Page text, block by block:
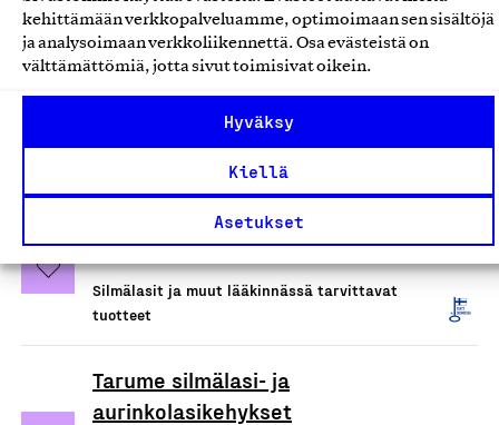
kehittämään verkkopalveluamme, optimoimaan sen sisältöjä
ja analysoimaan verkkoliikennettä. Osa evästeistä on
välttämättömiä, jotta sivut toimisivat oikein.
Hyväksy
Kiellä
Asetukset
Korvakappale
Kuuloxi Oy, Tuote
Silmälasit ja muut lääkinnässä tarvittavat
Olo -silmälasilinssit
IXI Optics Oy, Tuote
Silmälasit ja muut lääkinnässä tarvittavat
tuotteet
Tarume silmälasi- ja
aurinkolasikehykset